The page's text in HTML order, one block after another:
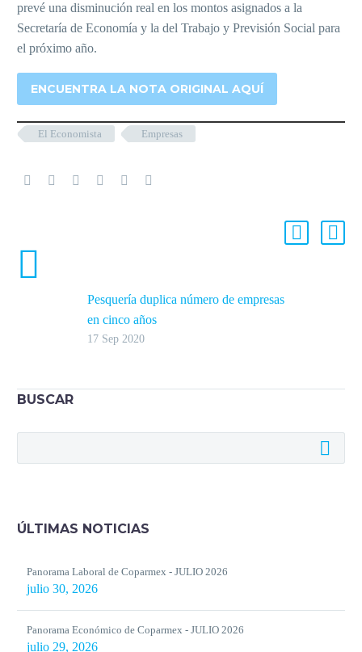
prevé una disminución real en los montos asignados a la
Secretaría de Economía y la del Trabajo y Previsión Social para
el próximo año.
ENCUENTRA LA NOTA ORIGINAL AQUÍ
El Economista Empresas
Pesquería duplica número de empresas
en cinco años
Pesquería, además de duplicar el
17 Sep 2020
BUSCAR
ÚLTIMAS NOTICIAS
Panorama Laboral de Coparmex - JULIO 2026
julio 30, 2026
Panorama Económico de Coparmex - JULIO 2026
julio 29, 2026